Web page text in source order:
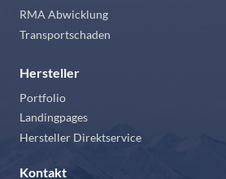
RMA Abwicklung
Transportschaden
Hersteller
Portfolio
Landingpages
Hersteller Direktservice
Kontakt